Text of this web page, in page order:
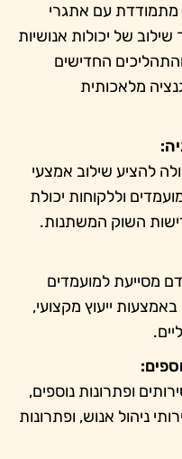
עם אתגרי
של יכולות אנושיות
החדישים
מלאכותית
להציע שילוב אמצעי
וללקוחות יכולת
השוק המשתנות.
מסייעת למועמדים
ייעוץ מקצועי,
ופתרונות נוספים,
ניהול אנוש, ופתרונות